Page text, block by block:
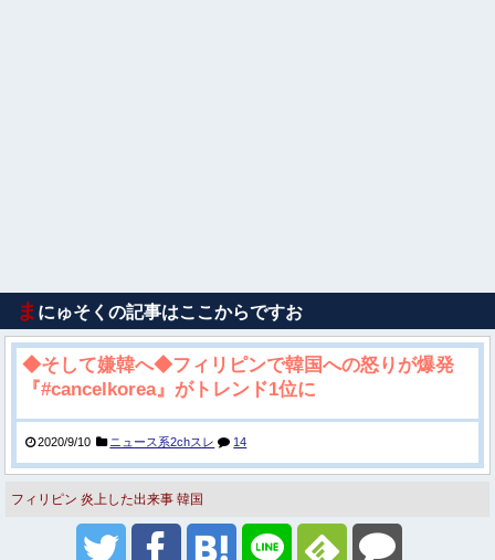
ま にゅそくの記事はここからですお
◆そして嫌韓へ◆フィリピンで韓国への怒りが爆発
『#cancelkorea』がトレンド1位に
2020/9/10 ニュース系2chスレ 14
フィリピン 炎上した出来事 韓国